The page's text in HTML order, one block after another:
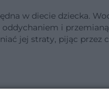
w diecie dziecka.
oddychaniem i
jej straty, pijąc przez